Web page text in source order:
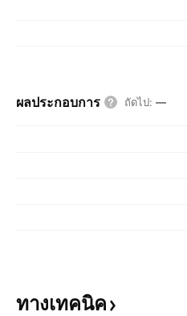
ผลประกอบการ ถัดไป: —
ทางเทคนิค